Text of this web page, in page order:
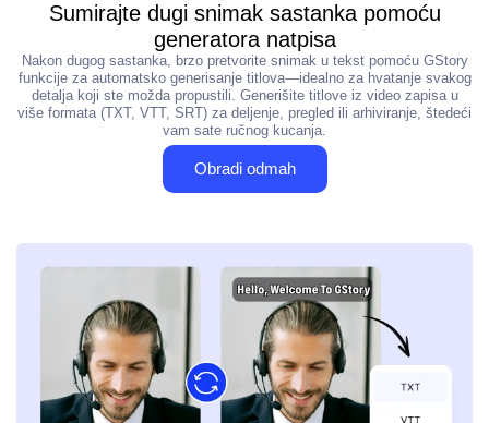
Sumirajte dugi snimak sastanka pomoću
generatora natpisa
Nakon dugog sastanka, brzo pretvorite snimak u tekst pomoću GStory
funkcije za automatsko generisanje titlova—idealno za hvatanje svakog
detalja koji ste možda propustili. Generišite titlove iz video zapisa u
više formata (TXT, VTT, SRT) za deljenje, pregled ili arhiviranje, štedeći
vam sate ručnog kucanja.
Obradi odmah